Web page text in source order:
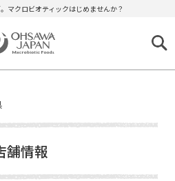
マクロビオティックはじめませんか？
舗情報